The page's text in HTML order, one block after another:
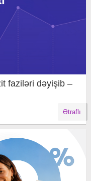
faziləri dəyişib –
Ətraflı